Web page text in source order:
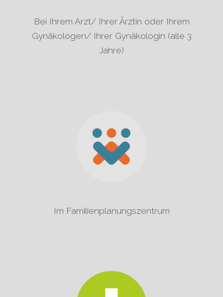
Bei Ihrem Arzt/ Ihrer Ärztin oder Ihrem
Gynäkologen/ Ihrer Gynäkologin (alle 3
Jahre)
Im Familienplanungszentrum